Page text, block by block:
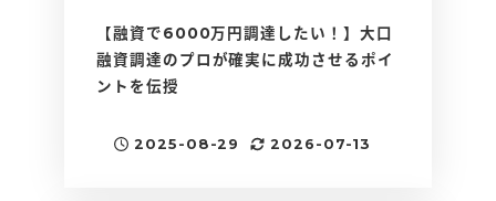
【融資で6000万円調達したい！】大口
融資調達のプロが確実に成功させるポイ
ントを伝授
投稿日
2025-08-29
更新日
2026-07-13